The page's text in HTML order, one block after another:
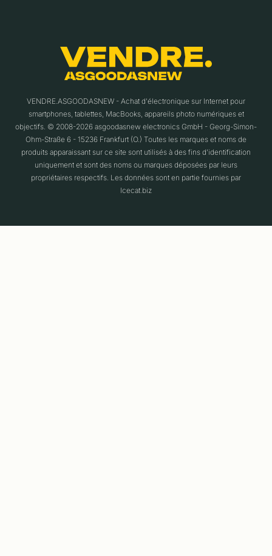
VENDRE.ASGOODASNEW - Achat d'électronique sur Internet pour
smartphones, tablettes, MacBooks, appareils photo numériques et
objectifs. © 2008-2026 asgoodasnew electronics GmbH - Georg-Simon-
Ohm-Straße 6 - 15236 Frankfurt (O.) Toutes les marques et noms de
produits apparaissant sur ce site sont utilisés à des fins d'identification
uniquement et sont des noms ou marques déposées par leurs
propriétaires respectifs. Les données sont en partie fournies par
Icecat.biz